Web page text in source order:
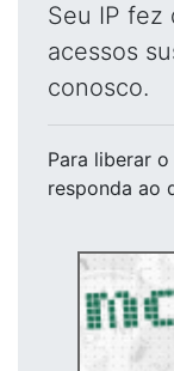
Seu IP fez
acessos
conosco.
Para liberar o
responda ao